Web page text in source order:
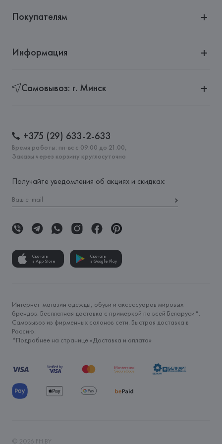
Покупателям
Информация
Самовывоз: г. Минск
+375 (29) 633-2-633
Время работы: пн-вс с 09:00 до 21:00,
Заказы через корзину круглосуточно
Получайте уведомления об акциях и скидках:
Скачать
в App Store
Скачать
в Google Play
Интернет-магазин одежды, обуви и аксессуаров мировых
брендов. Бесплатная доставка с примеркой по всей Беларуси*.
Самовывоз из фирменных салонов сети. Быстрая доставка в
Россию.
*Подробнее на странице «Доставка и оплата»
© 2026 FH.BY